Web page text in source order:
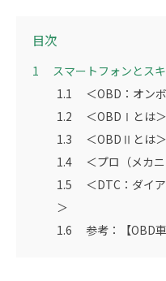
目次
1
スマートフォンとス
1.1
＜OBD：オン
1.2
＜OBDⅠとは＞
1.3
＜OBDⅡとは＞
1.4
＜プロ（メカ
1.5
＜DTC：ダイ
＞
1.6
参考：【OBD